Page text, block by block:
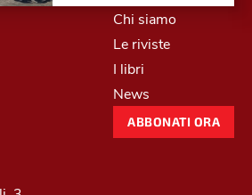
Chi siamo
Le riviste
I libri
News
ABBONATI ORA